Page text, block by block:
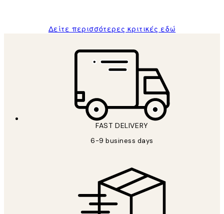
Δείτε περισσότερες κριτικές εδώ
FAST DELIVERY
6-9 business days